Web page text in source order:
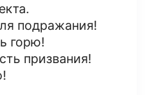
подражания!
горю!
призвания!